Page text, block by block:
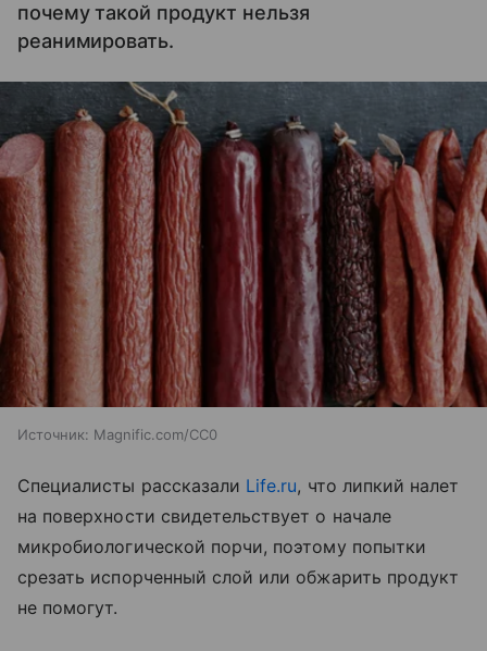
почему такой продукт нельзя
реанимировать.
Источник: Magnific.com/CC0
Специалисты рассказали Life.ru, что липкий налет
на поверхности свидетельствует о начале
микробиологической порчи, поэтому попытки
срезать испорченный слой или обжарить продукт
не помогут.